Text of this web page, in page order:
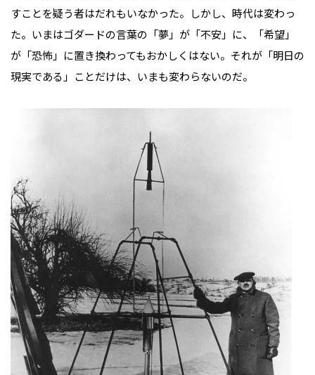
すことを疑う者はだれもいなかった。しかし、時代は変わっ
た。いまはゴダードの言葉の「夢」が「不安」に、「希望」
が「恐怖」に置き換わってもおかしくはない。それが「明日の
現実である」ことだけは、いまも変わらないのだ。